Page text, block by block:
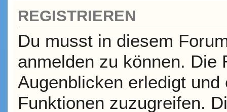
REGISTRIEREN
Du musst in diesem
anmelden zu können. Die
Augenblicken erledigt
Funktionen zuzugreifen.